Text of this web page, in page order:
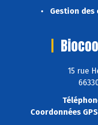
Gestion des
15 rue
Coordonnées